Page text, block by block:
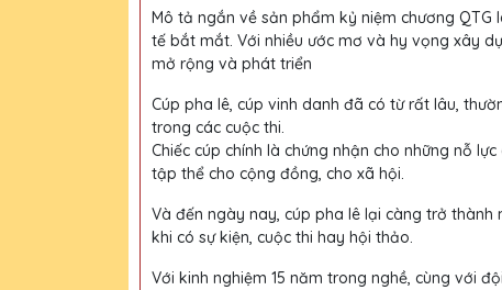
Mô tả ngắn về sản phẩm kỷ niệm chương
tế bắt mắt. Với nhiều ước mơ và hy vọng xây
mở rộng và phát triển
Cúp pha lê, cúp vinh danh đã có từ rất lâu,
trong các cuộc thi.
Chiếc cúp chính là chứng nhận cho những nỗ
tập thể cho cộng đồng, cho xã hội.
Và đến ngày nay, cúp pha lê lại càng trở
khi có sự kiện, cuộc thi hay hội thảo.
Với kinh nghiệm 15 năm trong nghề, cùng với